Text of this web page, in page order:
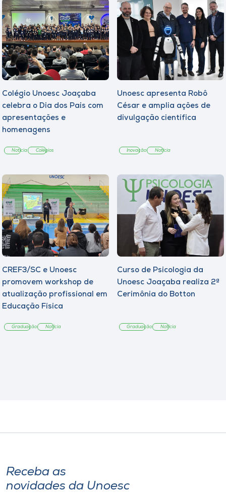
Colégio Unoesc Joaçaba
celebra o Dia dos Pais com
apresentações e
homenagens
Notícia Colégios
Unoesc apresenta Robô
César e amplia ações de
divulgação científica
Inovação Notícia
CREF3/SC e Unoesc
promovem workshop de
atualização profissional em
Educação Física
Graduação Notícia
Curso de Psicologia da
Unoesc Joaçaba realiza 2ª
Cerimônia do Botton
Graduação Notícia
Receba as
novidades da Unoesc